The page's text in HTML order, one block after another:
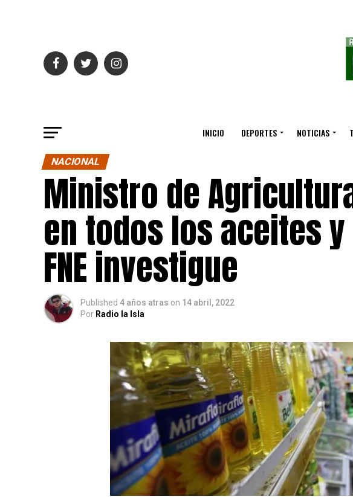
INICIO DEPORTES NOTICIAS
NACIONAL
Ministro de
en todos los aceites
FNE investigue
Published 4 años atras on 14 abril, 2022
Por Radio la Isla